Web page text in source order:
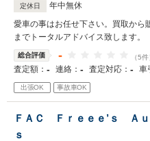
定休日
年中無休
愛車の事はお任せ下さい。買取から
までトータルアドバイス致します。
総合評価 - （5件
査定額： - 連絡： - 査定対応： - 車
出張OK 事故車OK
ＦＡＣ Ｆｒｅｅｅ’ｓ Ａ
ｓ